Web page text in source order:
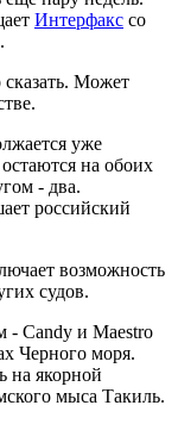
Интерфакс со
сказать. Может
уже
на обоих
- два.
российский
возможность
судов.
- Candy и Maestro
Черного моря.
на якорной
мыса Такиль.